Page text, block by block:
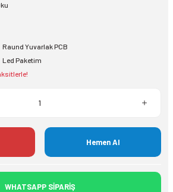
Raund Yuvarlak PCB
Led Paketim
Hemen Al
WHATSAPP SİPARİŞ